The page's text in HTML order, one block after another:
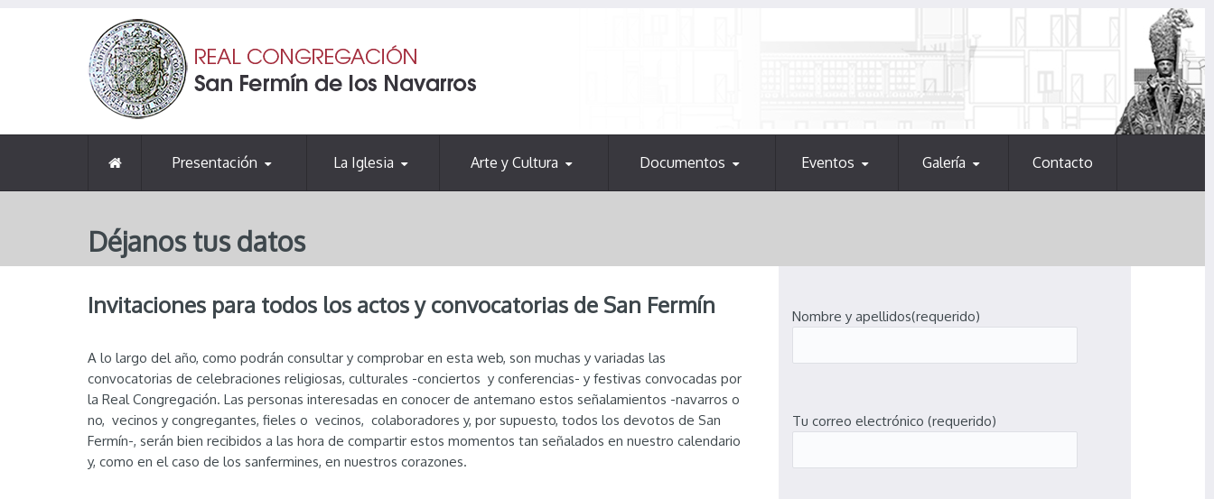
Presentación La Iglesia Arte y Cultura Documentos Eventos Galería Contacto
Déjanos tus datos
Invitaciones para todos los actos y convocatorias de San Fermín
A lo largo del año, como podrán consultar y comprobar en esta web, son muchas y variadas las
convocatorias de celebraciones religiosas, culturales -conciertos y conferencias- y festivas convocadas por
la Real Congregación. Las personas interesadas en conocer de antemano estos señalamientos -navarros o
no, vecinos y congregantes, fieles o vecinos, colaboradores y, por supuesto, todos los devotos de San
Fermín-, serán bien recibidos a las hora de compartir estos momentos tan señalados en nuestro calendario
y, como en el caso de los sanfermines, en nuestros corazones.
Nombre y apellidos(requerido)
Tu correo electrónico (requerido)